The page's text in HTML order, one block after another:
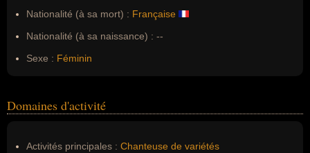
Nationalité (à sa mort) : Française
Nationalité (à sa naissance) : --
Sexe : Féminin
Domaines d'activité
Activités principales : Chanteuse de variétés